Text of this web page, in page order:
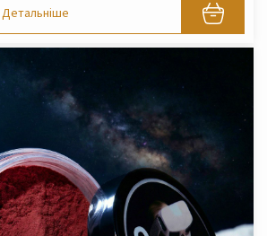
Детальніше